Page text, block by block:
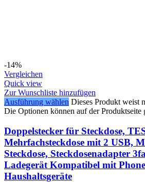
-14%
Vergleichen
Quick view
Zur Wunschliste hinzufügen
Ausführung wählen Dieses Produkt weist
Die Optionen können auf der Produktseite
Doppelstecker für Steckdose,
Mehrfachsteckdose mit 2 USB,
Steckdose, Steckdosenadapter
Ladegerät Kompatibel mit
Haushaltsgeräte